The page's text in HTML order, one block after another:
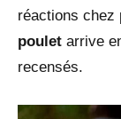
réactions chez
poulet arrive
recensés.